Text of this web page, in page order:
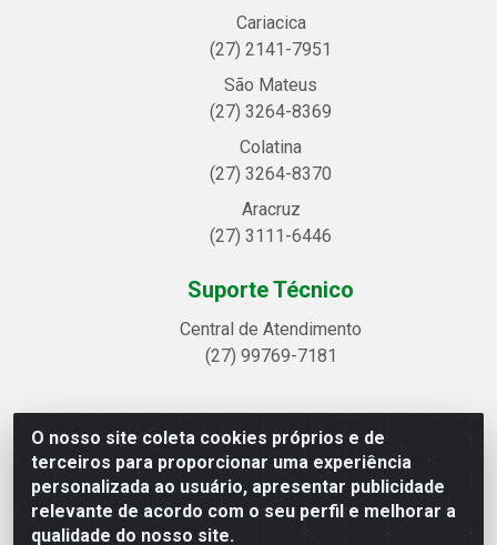
O nosso site coleta cookies próprios e de
terceiros para proporcionar uma experiência
personalizada ao usuário, apresentar publicidade
relevante de acordo com o seu perfil e melhorar a
qualidade do nosso site.
Cariacica
(27) 2141-7951
São Mateus
(27) 3264-8369
Colatina
(27) 3264-8370
Aracruz
(27) 3111-6446
Suporte Técnico
Central de Atendimento
(27) 99769-7181
Linhavix Distribuidora LTDA - Avenida Alegre, 2521 -
Quadra314 Lote 05 e 07 - Shell, Linhares/ES - CEP
29.901-605 - CNPJ 20.857.514/0001-75